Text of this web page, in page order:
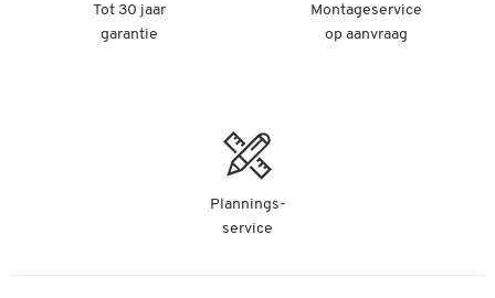
Tot 30 jaar
garantie
Montageservice
op aanvraag
Plannings-
service